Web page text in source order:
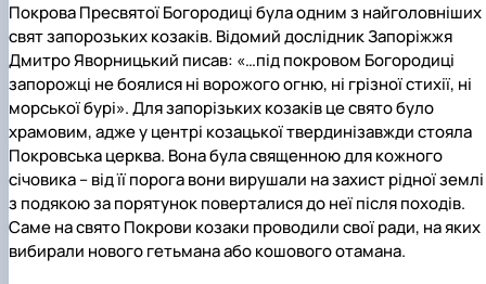
Покрова Пресвятої Богородиці була одним з найголовніших
свят запорозьких козаків. Відомий дослідник Запоріжжя
Дмитро Яворницький писав: «…під покровом Богородиці
запорожці не боялися ні ворожого огню, ні грізної стихії, ні
морської бурі». Для запорізьких козаків це свято було
храмовим, адже у центрі козацької твердинізавжди стояла
Покровська церква. Вона була священною для кожного
січовика – від її порога вони вирушали на захист рідної землі
з подякою за порятунок поверталися до неї після походів.
Саме на свято Покрови козаки проводили свої ради, на яких
вибирали нового гетьмана або кошового отамана.